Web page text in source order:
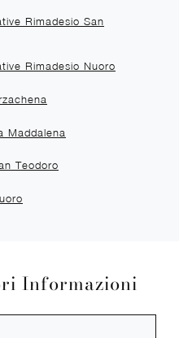
Rimadesio San
Rimadesio Nuoro
Maddalena
Teodoro
Informazioni